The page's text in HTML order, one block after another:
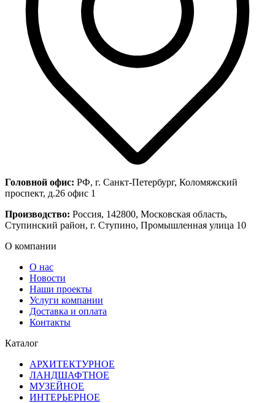
Головной офис: РФ, г. Санкт-Петербург, Коломяжский
проспект, д.26 офис 1
Производство: Россия, 142800, Московская область,
Ступинский район, г. Ступино, Промышленная улица 10
О компании
О нас
Новости
Наши проекты
Услуги компании
Доставка и оплата
Контакты
Каталог
АРХИТЕКТУРНОЕ
ЛАНДШАФТНОЕ
МУЗЕЙНОЕ
ИНТЕРЬЕРНОЕ